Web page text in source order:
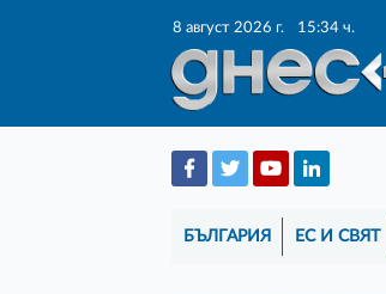
8 август 2026 г. 15:34 ч.
БЪЛГАРИЯ ЕС И СВЯТ